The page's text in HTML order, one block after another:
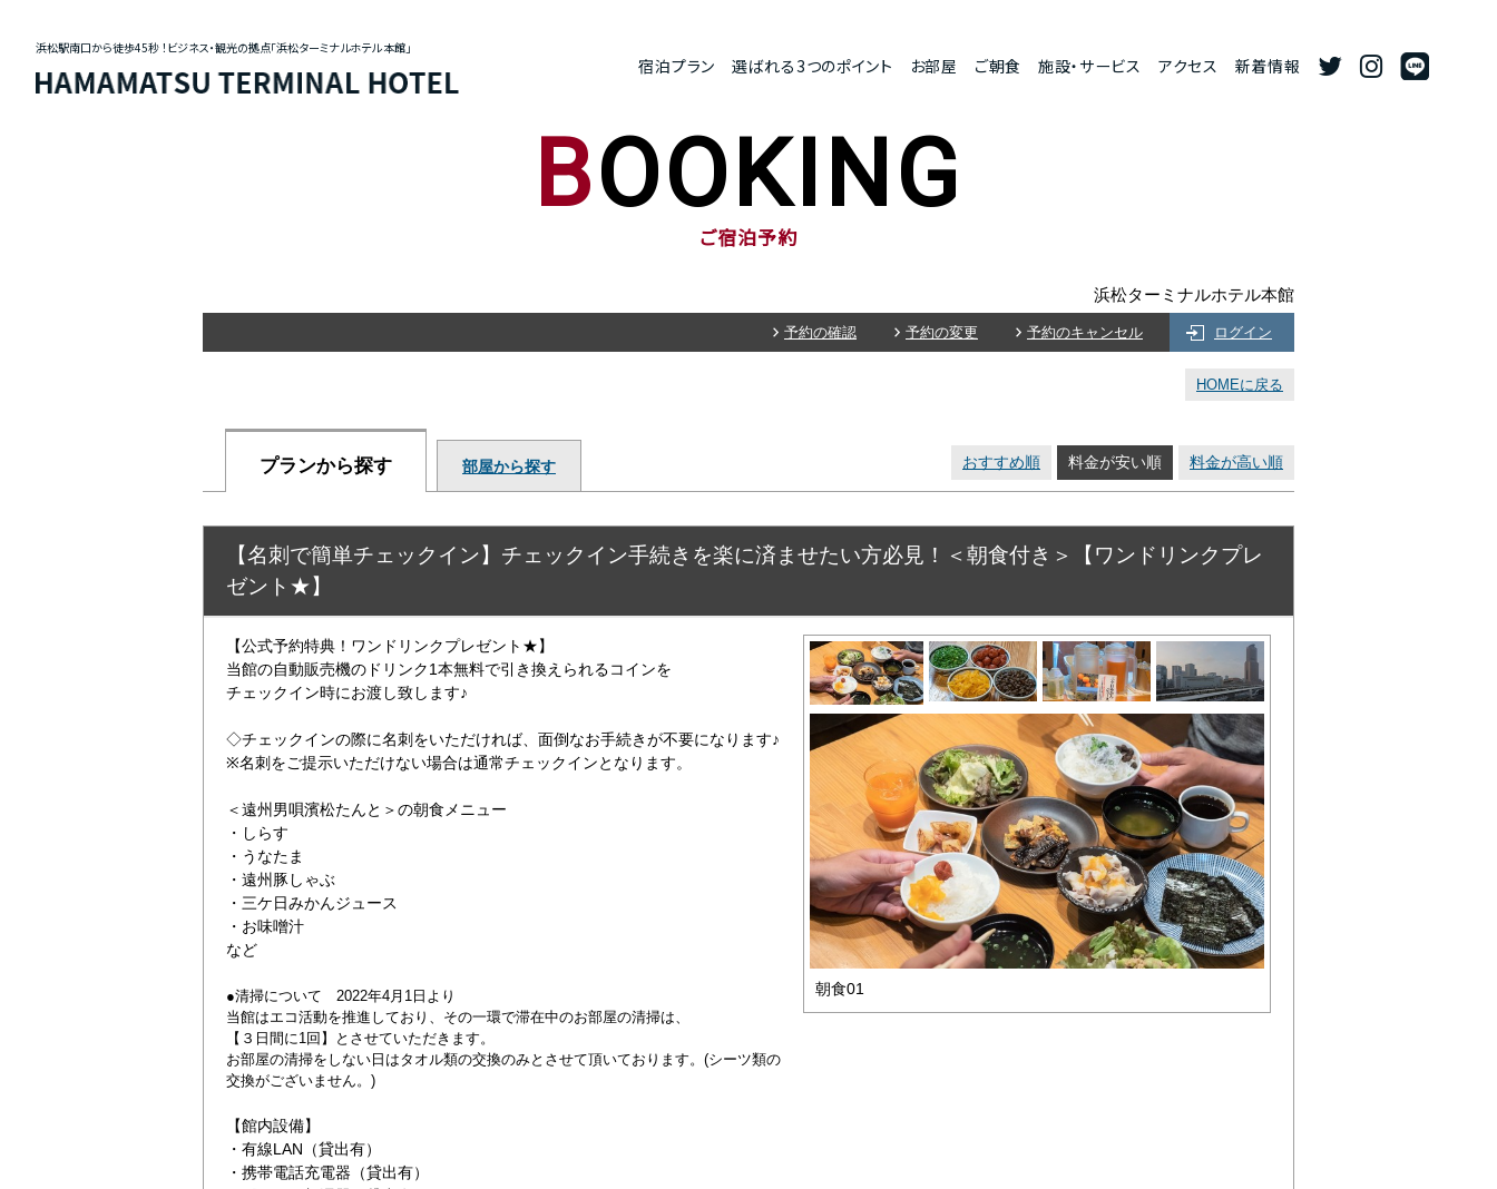
浜松駅南口から徒歩45秒 ！ビジネス・観光の拠点「浜松ターミナルホテル 本館」
宿泊プラン 選ばれる3つのポイント お部屋 ご朝食 施設・サービス アクセス 新着情報
BOOKING
ご宿泊予約
浜松ターミナルホテル本館
予約の確認 予約の変更 予約のキャンセル ログイン
HOMEに戻る
プランから探す 部屋から探す おすすめ順 料金が安い順 料金が高い順
【名刺で簡単チェックイン】チェックイン手続きを楽に済ませたい方必見！＜朝食付き＞【ワンドリンクプレ
ゼント★】
【公式予約特典！ワンドリンクプレゼント★】
当館の自動販売機のドリンク1本無料で引き換えられるコインを
チェックイン時にお渡し致します♪
◇チェックインの際に名刺をいただければ、面倒なお手続きが不要になります♪
※名刺をご提示いただけない場合は通常チェックインとなります。
＜遠州男唄濱松たんと＞の朝食メニュー
・しらす
・うなたま
・遠州豚しゃぶ
・三ケ日みかんジュース
・お味噌汁
など
●清掃について 2022年4月1日より
当館はエコ活動を推進しており、その一環で滞在中のお部屋の清掃は、
【３日間に1回】とさせていただきます。
お部屋の清掃をしない日はタオル類の交換のみとさせて頂いております。(シーツ類の
交換がございません。)
【館内設備】
・有線LAN（貸出有）
・携帯電話充電器（貸出有）
朝食01